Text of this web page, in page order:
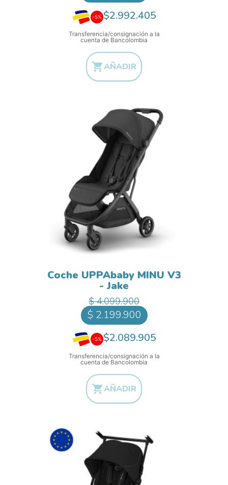
-5% $2.992.405
Transferencia/consignación a la
cuenta de Bancolombia
AÑADIR
Coche UPPAbaby MINU V3
- JakePrecio base
$ 4.099.900
$ 2.199.900
-5% $2.089.905
Transferencia/consignación a la
cuenta de Bancolombia
AÑADIR